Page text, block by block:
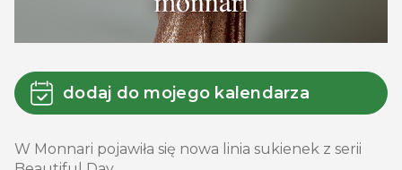
dodaj do mojego kalendarza
W Monnari pojawiła się nowa linia sukienek z serii